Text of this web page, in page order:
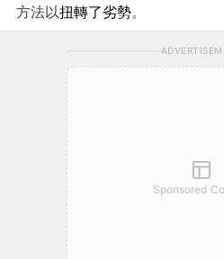
方法以扭轉了劣勢。
Sponsored